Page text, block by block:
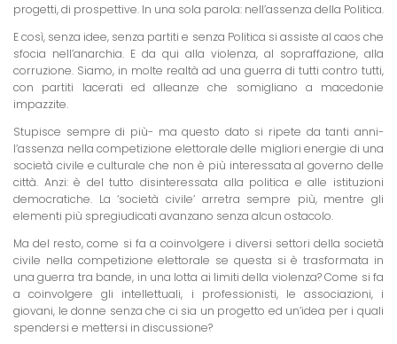
progetti, di prospettive. In una sola parola: nell’assenza della Politica.
E così, senza idee, senza partiti e senza Politica si assiste al caos che
sfocia nell’anarchia. E da qui alla violenza, al sopraffazione, alla
corruzione. Siamo, in molte realtà ad una guerra di tutti contro tutti,
con partiti lacerati ed alleanze che somigliano a macedonie
impazzite.
Stupisce sempre di più- ma questo dato si ripete da tanti anni-
l’assenza nella competizione elettorale delle migliori energie di una
società civile e culturale che non è più interessata al governo delle
città. Anzi: è del tutto disinteressata alla politica e alle istituzioni
democratiche. La ‘società civile’ arretra sempre più, mentre gli
elementi più spregiudicati avanzano senza alcun ostacolo.
Ma del resto, come si fa a coinvolgere i diversi settori della società
civile nella competizione elettorale se questa si è trasformata in
una guerra tra bande, in una lotta ai limiti della violenza? Come si fa
a coinvolgere gli intellettuali, i professionisti, le associazioni, i
giovani, le donne senza che ci sia un progetto ed un’idea per i quali
spendersi e mettersi in discussione?